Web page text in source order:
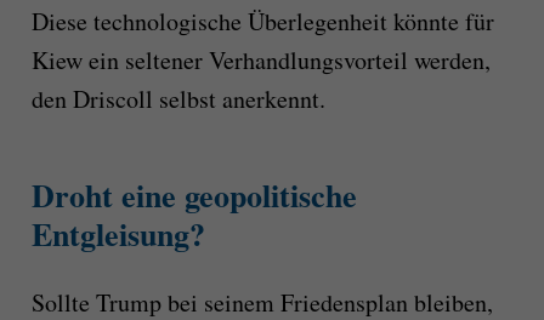
Diese technologische Überlegenheit könnte für
Kiew ein seltener Verhandlungsvorteil werden,
den Driscoll selbst anerkennt.
Droht eine geopolitische
Entgleisung?
Sollte Trump bei seinem Friedensplan bleiben,